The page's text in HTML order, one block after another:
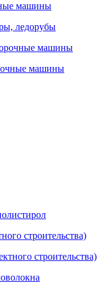
машины
ледорубы
машины
машины
строительства)
строительства)